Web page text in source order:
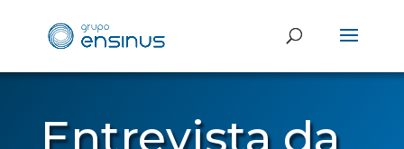
Entrevista da